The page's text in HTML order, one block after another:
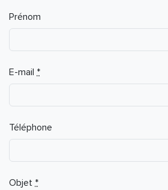
Prénom
E-mail *
Téléphone
Objet *